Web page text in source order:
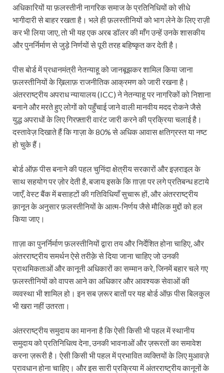
अधिकारियों या फ़लस्तीनी नागरिक समाज के प्रतिनिधियों को सीधे
भागीदारी से बाहर रखता है। भले ही फ़लस्तीनियों को भाग लेने के लिए राज़ी
कर भी लिया जाए, तो भी यह एक अरब डॉलर की माँग उन्हें उनके शासकीय
और पुनर्निर्माण से जुड़े निर्णयों से पूरी तरह बहिष्कृत कर देती है।
पीस बोर्ड में प्रधानमंत्री नेतन्याहू को जानबूझकर शामिल किया जाना
फ़लस्तीनियों के ख़िलाफ़ राजनीतिक आक्रमण को जारी रखना है।
अंतरराष्ट्रीय अपराध न्यायालय (ICC) ने नेतन्याहू पर नागरिकों को निशाना
बनाने और मरते हुए लोगों को पहुँचाई जाने वाली मानवीय मदद रोकने जैसे
युद्ध अपराधों के लिए गिरफ़्तारी वारंट जारी करने की प्रक्रिया चलाई है।
दस्तावेज़ दिखाते हैं कि गाज़ा के 80% से अधिक आवास क्षतिग्रस्त या नष्ट
हो चुके हैं।
बोर्ड ऑफ़ पीस बनाने की पहल चुनिंदा क्षेत्रीय सरकारों और इज़राइल के
साथ सहयोग पर ज़ोर देती है, बजाय इसके कि ग़ाज़ा पर लगे प्रतिबन्ध हटाये
जाएँ, वेस्ट बैंक में बसाहटों की गतिविधियाँ सुचारू हों, और अंतरराष्ट्रीय
क़ानून के अनुसार फ़लस्तीनियों के आत्म-निर्णय जैसे मौलिक मुद्दों को हल
किया जाए।
ग़ाज़ा का पुनर्निर्माण फ़लस्तीनियों द्वारा तय और निर्देशित होना चाहिए, और
अंतरराष्ट्रीय समर्थन ऐसे तरीक़े से दिया जाना चाहिए जो उनकी
प्राथमिकताओं और कानूनी अधिकारों का सम्मान करे, जिनमें बहार चले गए
फ़लस्तीनियों को वापस आने का अधिकार और आवश्यक सेवाओं की
व्यवस्था भी शामिल हो। इन सब ज़रूर बातों पर यह बोर्ड ऑफ़ पीस बिलकुल
भी खरा नहीं उतरता।
अंतरराष्ट्रीय समुदाय का मानना है कि ऐसी किसी भी पहल में स्थानीय
समुदाय को प्रतिनिधित्व देना, उनकी भावनाओं और ज़रूरतों का समावेश
करना ज़रूरी है। ऐसी किसी भी पहल में प्रभावित व्यक्तियों के लिए मुआवज़े
प्रावधान होना चाहिए। और इस सारी प्रक्रिया में अंतरराष्ट्रीय कानूनों के